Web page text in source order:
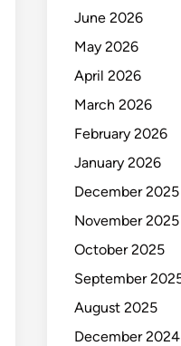
June 2026
May 2026
April 2026
March 2026
February 2026
January 2026
December 2025
November 2025
October 2025
September
August 2025
December 2024